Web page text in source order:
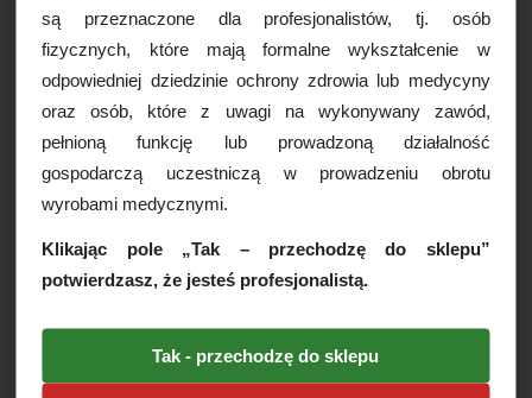
Dry zapewnia szybkie wchłanianie i suchą
Połączenie różnych falbanek (widocznych i
niewidocznych) oraz elementów elastycznych (zagięty
elastyczny ściągacz na nogi) zapewnia pełną ochronę
przed przeciekaniem. Wspólnie te cechy pomagają
chronić skórę i utrzymać naturalną równowagę pH
skóry. Rozwiązania minimalizujące nieprzyjemne
zapachy. Wysokiej jakości elastyczne podwójne
przylepco-rzepy umożliwiają optymalne dopasowanie
wilgotności ze skalą napełnienia ułatwia użytkownikowi
i opiekunowi wybór produktu zapewniającego
odpowiedni poziom wchłaniania oraz informuje, kiedy
Cechy produktu:
są przeznaczone dla profesjonalistów, tj. osób
fizycznych, które mają formalne wykształcenie w
odpowiedniej dziedzinie ochrony zdrowia lub medycyny
oraz osób, które z uwagi na wykonywany zawód,
pełnioną funkcję lub prowadzoną działalność
gospodarczą uczestniczą w prowadzeniu obrotu
wyrobami medycznymi.
Klikając pole „Tak – przechodzę do sklepu”
potwierdzasz, że jesteś profesjonalistą.
Tak - przechodzę do sklepu